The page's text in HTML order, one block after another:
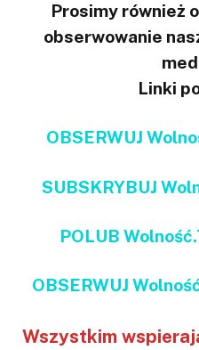
Prosimy również
obserwowanie
Linki
OBSERWUJ
SUBSKRYBUJ
POLUB
OBSERWUJ
Wszystkim